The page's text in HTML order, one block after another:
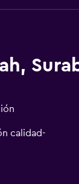
calidad-